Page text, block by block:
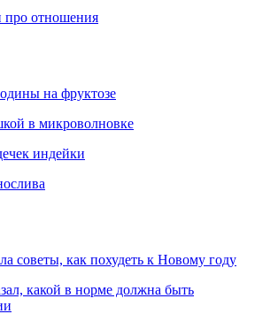
про отношения
на фруктозе
в микроволновке
индейки
советы, как похудеть к Новому году
какой в норме должна быть